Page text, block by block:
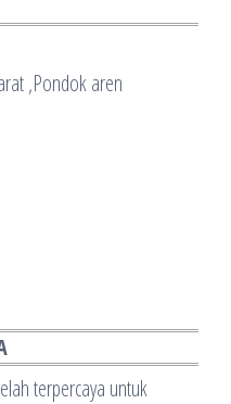
,Pondok aren
terpercaya untuk